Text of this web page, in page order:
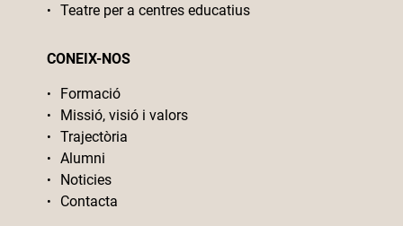
Teatre per a centres educatius
CONEIX-NOS
Formació
Missió, visió i valors
Trajectòria
Alumni
Noticies
Contacta